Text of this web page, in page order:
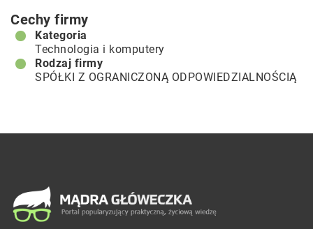
Cechy firmy
Kategoria
Technologia i komputery
Rodzaj firmy
SPÓŁKI Z OGRANICZONĄ ODPOWIEDZIALNOŚCIĄ